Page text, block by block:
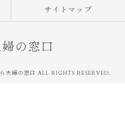
サイトマップ
夫婦の窓口 ALL RIGHTS RESERVED.